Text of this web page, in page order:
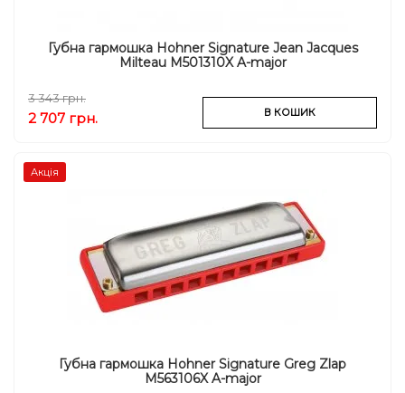
Губна гармошка Hohner Signature Jean Jacques
Milteau M501310X A-major
3 343 грн.
2 707 грн. В КОШИК
Акція
Губна гармошка Hohner Signature Greg Zlap
M563106X A-major